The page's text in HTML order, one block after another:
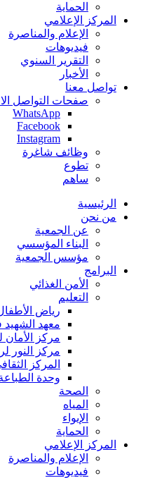
الحماية
المركز الإعلامي
الإعلام والمناصرة
فيديوهات
التقرير السنوي
الأخبار
تواصل معنا
صفحات التواصل
WhatsApp
Facebook
Instagram
وظائف شاغرة
تطوع
ساهم
الرئيسية
من نحن
عن الجمعية
البناء المؤسسي
مؤسس الجمعية
البرامج
الأمن الغذائي
التعليم
رياض
معهد
مركز الأمان
مركز النور
المركز
وحدة
الصحة
المياه
الإيواء
الحماية
المركز الإعلامي
الإعلام والمناصرة
فيديوهات